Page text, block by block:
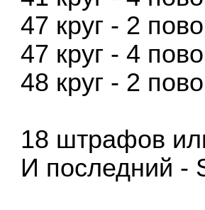
47 круг - 2
47 круг - 4
48 круг - 2
18 штрафов
И последний -